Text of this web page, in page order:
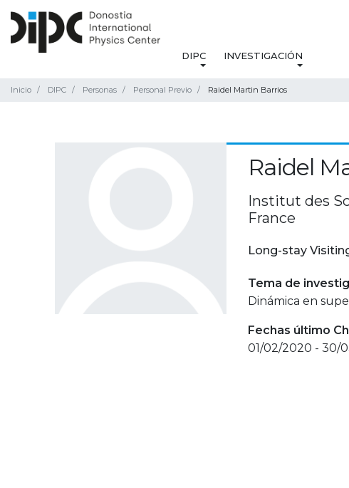
DIPC INVESTIGACIÓN
Inicio DIPC Personas Personal Previo Raidel Martin Barrios
Raidel
Institut des
France
Long-stay
Tema de
Dinámica en
Fechas último
01/02/2020 - 30/